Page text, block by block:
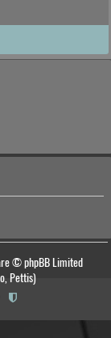
© phpBB Limited
Pettis)